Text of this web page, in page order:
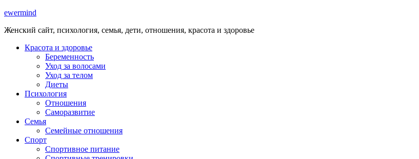
ewermind
Женский сайт, психология, семья, дети, отношения, красота и здоровье
Красота и здоровье
Беременность
Уход за волосами
Уход за телом
Диеты
Психология
Отношения
Саморазвитие
Семья
Семейные отношения
Спорт
Спортивное питание